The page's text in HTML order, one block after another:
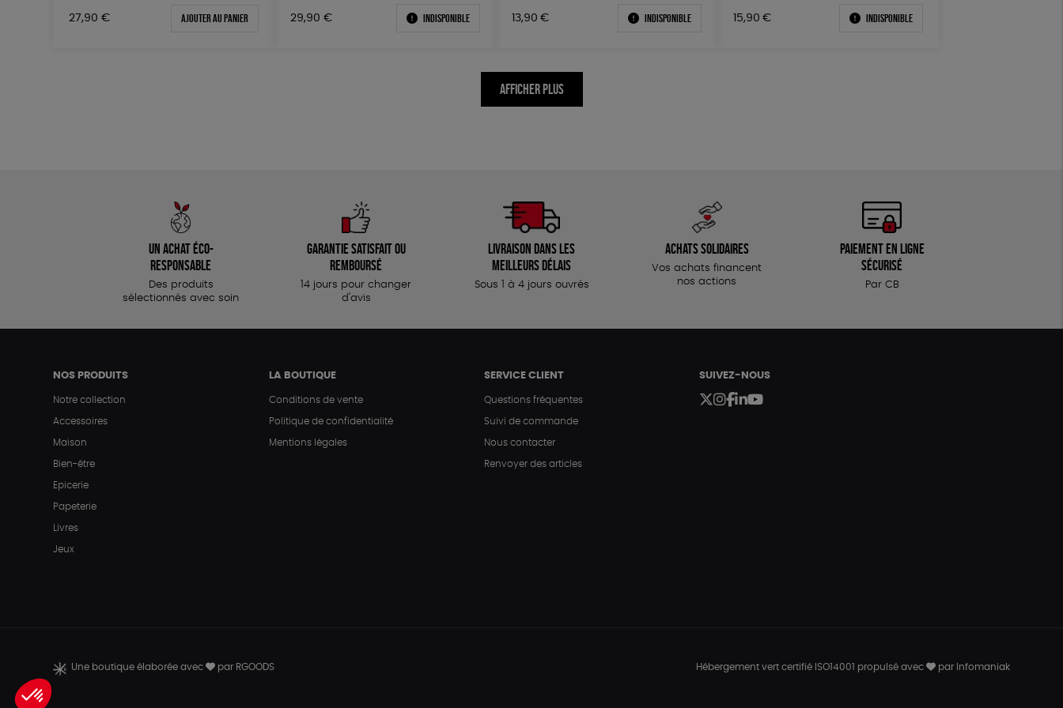
27,90 € Ajouter au panier 29,90 € Indisponible 13,90 € Indisponible 15,90 € Indisponible
AFFICHER PLUS
Un achat éco-
responsable
Des produits
sélectionnés avec soin
Garantie satisfait ou
remboursé
14 jours pour changer
d'avis
Livraison dans les
meilleurs délais
Sous 1 à 4 jours ouvrés
Achats solidaires
Vos achats financent
nos actions
Paiement en ligne
sécurisé
Par CB
NOS PRODUITS
Notre collection
Accessoires
Maison
Bien-être
Epicerie
Papeterie
Livres
Jeux
LA BOUTIQUE
Conditions de vente
Politique de confidentialité
Mentions légales
SERVICE CLIENT
Questions fréquentes
Suivi de commande
Nous contacter
Renvoyer des articles
SUIVEZ-NOUS
Une boutique élaborée avec par RGOODS Hébergement vert certifié ISO14001 propulsé avec par Infomaniak